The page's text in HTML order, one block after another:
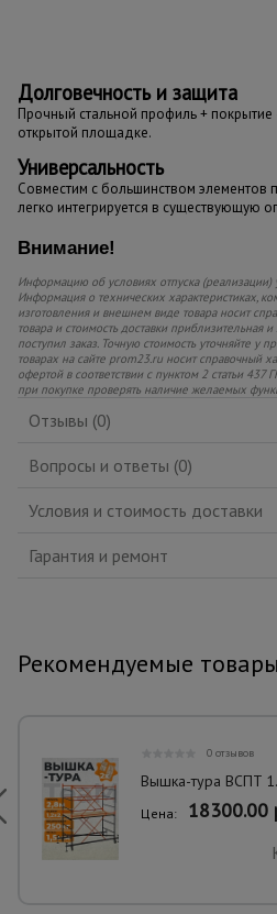
Долговечность и защита
Прочный стальной профиль +
открытой площадке.
Универсальность
Совместим с большинством
легко интегрируется в существующую
Внимание!
Информацию об условиях отпуска (реализации)
Информация о технических характеристиках,
изготовления и внешнем виде товара носит
товара и стоимость доставки приблизительная
поступил заказ. Точную стоимость уточняйте у
товарах на сайте prom23.ru носит справочный
офертой в соответствии с пунктом 2 статьи
при покупке проверять наличие желаемых
Отзывы (0)
Вопросы и ответы (0)
Условия и стоимость доставки
Гарантия и ремонт
Рекомендуемые товары
0 отзывов
Вышка-тура ВСПT
Цена: 18300.00